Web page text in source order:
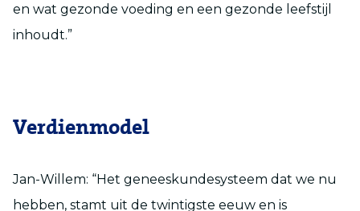
en wat gezonde voeding en een gezonde leefstijl
inhoudt.”
Verdienmodel
Jan-Willem: “Het geneeskundesysteem dat we nu
hebben, stamt uit de twintigste eeuw en is